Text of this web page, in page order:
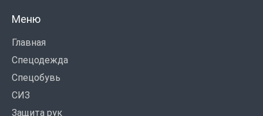
Меню
Главная
Спецодежда
Спецобувь
СИЗ
Защита рук